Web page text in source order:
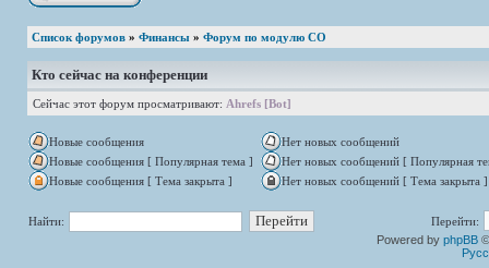
Список форумов » Финансы » Форум по модулю СО
Кто сейчас на конференции
Сейчас этот форум просматривают: Ahrefs [Bot]
Новые сообщения
Нет новых сообщений
Новые сообщения [ Популярная тема ]
Нет новых сообщений [ Популярная
Новые сообщения [ Тема закрыта ]
Нет новых сообщений [ Тема закрыта ]
Найти:
Перейти:
Powered by phpBB